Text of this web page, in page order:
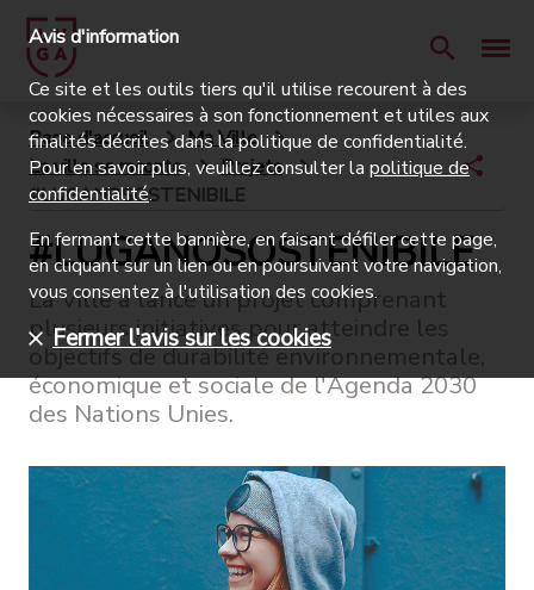
Page d'accueil
Ma Ville
La ville se raconte
Projets
#LUGANOSOSTENIBILE
#LUGANOSOSTENIBILE
La Ville a lancé un projet comprenant
plusieurs initiatives pour atteindre les
objectifs de durabilité environnementale,
économique et sociale de l'Agenda 2030
des Nations Unies.
Avis d'information
Ce site et les outils tiers qu'il utilise recourent à des
cookies nécessaires à son fonctionnement et utiles aux
finalités décrites dans la politique de confidentialité.
Pour en savoir plus, veuillez consulter la politique de
confidentialité.
En fermant cette bannière, en faisant défiler cette page,
en cliquant sur un lien ou en poursuivant votre navigation,
vous consentez à l'utilisation des cookies.
Fermer l'avis sur les cookies